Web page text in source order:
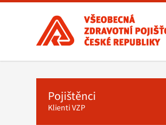
Všeobecná
zdravotní
pojišťovna
ČR,
hlavní
stránka
Pojištěnci
Klienti VZP